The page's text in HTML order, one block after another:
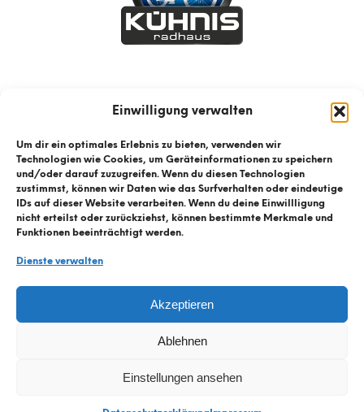
Einwilligung verwalten
Um dir ein optimales Erlebnis zu bieten, verwenden wir
Technologien wie Cookies, um Geräteinformationen zu speichern
und/oder darauf zuzugreifen. Wenn du diesen Technologien
zustimmst, können wir Daten wie das Surfverhalten oder eindeutige
IDs auf dieser Website verarbeiten. Wenn du deine Einwillligung
nicht erteilst oder zurückziehst, können bestimmte Merkmale und
Funktionen beeinträchtigt werden.
Dienste verwalten
Akzeptieren
Ablehnen
Einstellungen ansehen
© Kühnis Radhaus